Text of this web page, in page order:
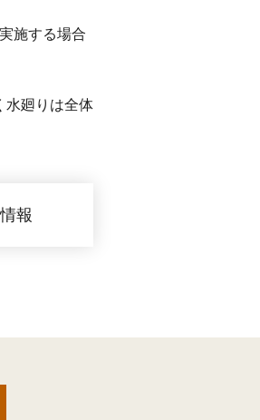
施する場合
水廻りは全体
報